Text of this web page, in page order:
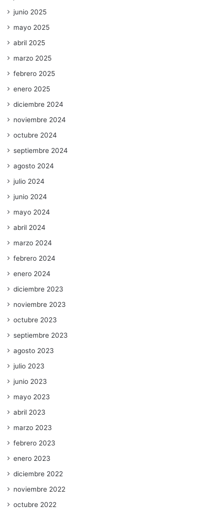
junio 2025
mayo 2025
abril 2025
marzo 2025
febrero 2025
enero 2025
diciembre 2024
noviembre 2024
octubre 2024
septiembre 2024
agosto 2024
julio 2024
junio 2024
mayo 2024
abril 2024
marzo 2024
febrero 2024
enero 2024
diciembre 2023
noviembre 2023
octubre 2023
septiembre 2023
agosto 2023
julio 2023
junio 2023
mayo 2023
abril 2023
marzo 2023
febrero 2023
enero 2023
diciembre 2022
noviembre 2022
octubre 2022